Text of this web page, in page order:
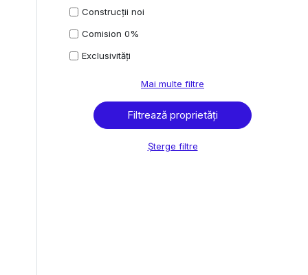
Construcții noi
Comision 0%
Exclusivități
Mai multe filtre
Șterge filtre